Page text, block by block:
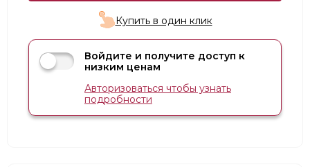
Купить в один клик
Войдите и получите доступ к
низким ценам
Авторизоваться чтобы узнать
подробности